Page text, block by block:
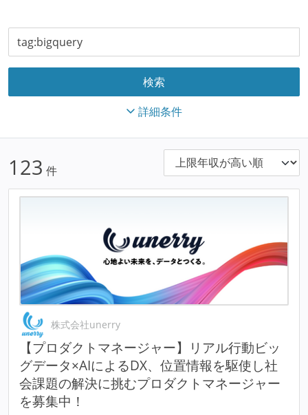
詳細条件
123 件
株式会社unerry
【プロダクトマネージャー】リアル行動ビッ
グデータ×AIによるDX、位置情報を駆使し社
会課題の解決に挑むプロダクトマネージャー
を募集中！